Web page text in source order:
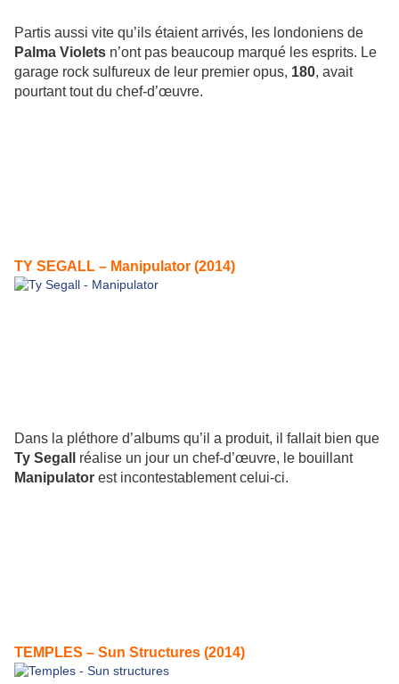
Partis aussi vite qu’ils étaient arrivés, les londoniens de
Palma Violets n’ont pas beaucoup marqué les esprits. Le
garage rock sulfureux de leur premier opus, 180, avait
pourtant tout du chef-d’œuvre.
TY SEGALL – Manipulator (2014)
Dans la pléthore d’albums qu’il a produit, il fallait bien que
Ty Segall
réalise un jour un chef-d’œuvre, le bouillant
Manipulator est incontestablement celui-ci.
TEMPLES – Sun Structures (2014)